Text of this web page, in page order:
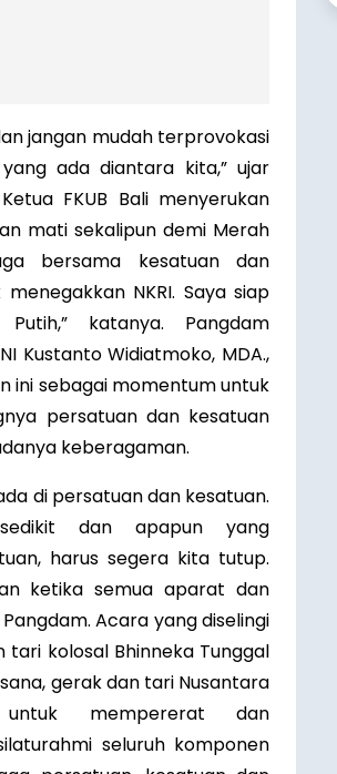
jangan mudah terprovokasi
ada diantara kita,” ujar
FKUB Bali menyerukan
mati sekalipun demi Merah
bersama kesatuan dan
NKRI. Saya siap
katanya. Pangdam
Kustanto Widiatmoko, MDA.,
ini sebagai momentum untuk
persatuan dan kesatuan
keberagaman.
di persatuan dan kesatuan.
dan apapun yang
harus segera kita tutup.
ketika semua aparat dan
Acara yang diselingi
kolosal Bhinneka Tunggal
gerak dan tari Nusantara
mempererat dan
seluruh komponen